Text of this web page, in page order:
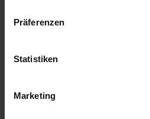
Präferenzen
Statistiken
Marketing